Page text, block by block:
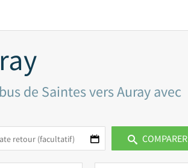
de Saintes vers Auray avec
COMPARER